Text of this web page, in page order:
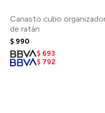
Canasto cubo
de ratán
$ 990
$ 693
$ 792